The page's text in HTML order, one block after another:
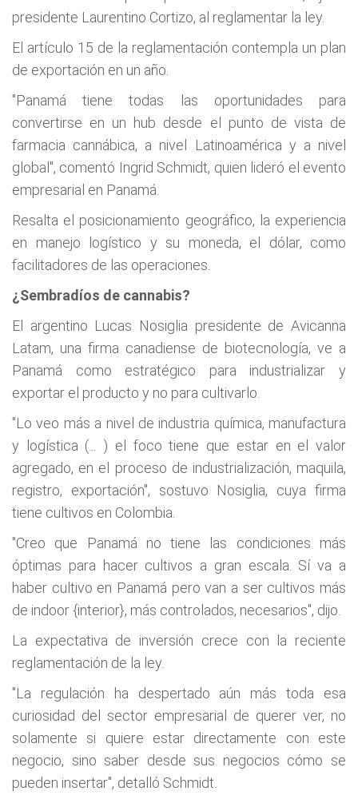
presidente Laurentino Cortizo, al reglamentar la ley.
El artículo 15 de la reglamentación contempla un plan
de exportación en un año.
"Panamá tiene todas las oportunidades para
convertirse en un hub desde el punto de vista de
farmacia cannábica, a nivel Latinoamérica y a nivel
global", comentó Ingrid Schmidt, quien lideró el evento
empresarial en Panamá.
Resalta el posicionamiento geográfico, la experiencia
en manejo logístico y su moneda, el dólar, como
facilitadores de las operaciones.
¿Sembradíos de cannabis?
El argentino Lucas Nosiglia presidente de Avicanna
Latam, una firma canadiense de biotecnología, ve a
Panamá como estratégico para industrializar y
exportar el producto y no para cultivarlo.
"Lo veo más a nivel de industria química, manufactura
y logística (... ) el foco tiene que estar en el valor
agregado, en el proceso de industrialización, maquila,
registro, exportación", sostuvo Nosiglia, cuya firma
tiene cultivos en Colombia.
"Creo que Panamá no tiene las condiciones más
óptimas para hacer cultivos a gran escala. Sí va a
haber cultivo en Panamá pero van a ser cultivos más
de indoor {interior}, más controlados, necesarios", dijo.
La expectativa de inversión crece con la reciente
reglamentación de la ley.
"La regulación ha despertado aún más toda esa
curiosidad del sector empresarial de querer ver, no
solamente si quiere estar directamente con este
negocio, sino saber desde sus negocios cómo se
pueden insertar", detalló Schmidt.